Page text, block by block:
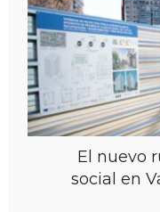
El nuevo
social en